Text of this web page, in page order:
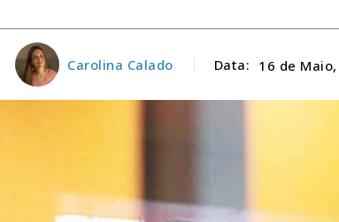
Carolina Calado Data: 16 de